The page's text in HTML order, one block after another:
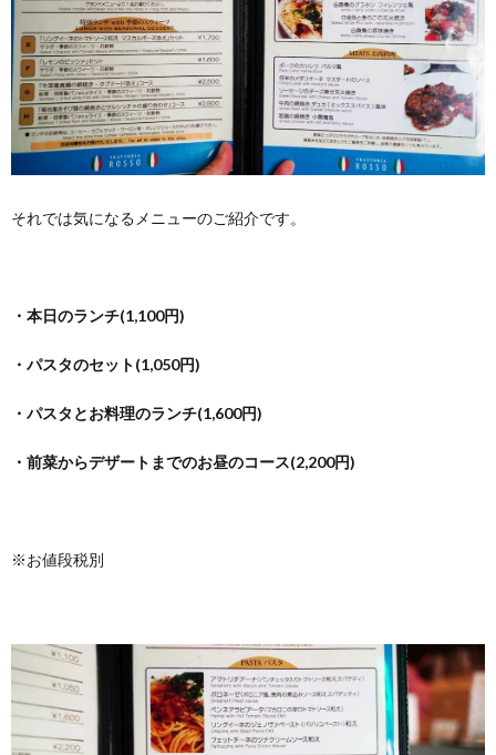
それでは気になるメニューのご紹介です。
・本日のランチ(1,100円)
・パスタのセット(1,050円)
・パスタとお料理のランチ(1,600円)
・前菜からデザートまでのお昼のコース(2,200円)
※お値段税別